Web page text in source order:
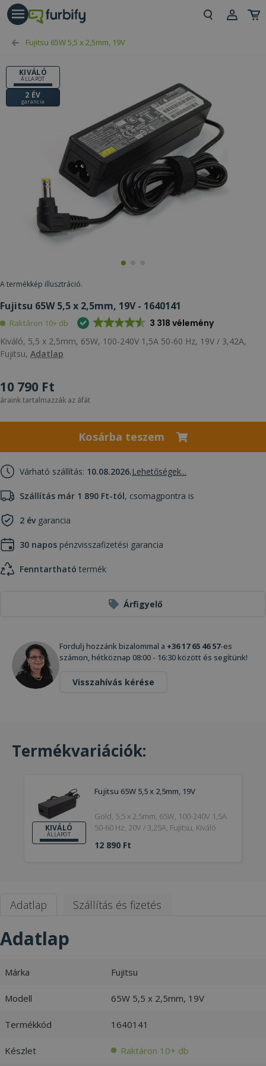
Fujitsu 65W 5,5 x 2,5mm, 19V
KIVÁLÓ
ÁLLAPOT
2 ÉV
garancia
A termékkép illusztráció.
Fujitsu 65W 5,5 x 2,5mm, 19V - 1640141
Raktáron 10+ db 3 318 vélemény
Kiváló, 5,5 x 2,5mm, 65W, 100-240V 1,5A 50-60 Hz, 19V / 3,42A,
Fujitsu, Adatlap
10 790 Ft
áraink tartalmazzák az áfát
Kosárba teszem
Várható szállítás: 10.08.2026.Lehetőségek...
Szállítás már 1 890 Ft-tól, csomagpontra is
2 évgarancia
30 napos pénzvisszafizetési garancia
Fenntartható termék
Árfigyelő
Fordulj hozzánk bizalommal a +36 17 65 46 57-es
számon, hétköznap 08:00 - 16:30 között és segítünk!
Visszahívás kérése
Termékvariációk:
KIVÁLÓ
ÁLLAPOT
Fujitsu 65W 5,5 x 2,5mm, 19V
Gold, 5,5 x 2,5mm, 65W, 100-240V 1,5A
50-60 Hz, 20V / 3,25A, Fujitsu, Kiváló
12 890 Ft
Adatlap Szállítás és fizetés
Adatlap
Márka Fujitsu
Modell 65W 5,5 x 2,5mm, 19V
Termékkód 1640141
Készlet Raktáron 10+ db
gomb